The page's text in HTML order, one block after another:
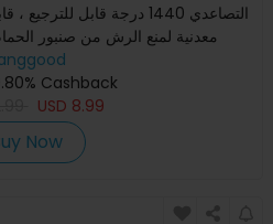
التصاعدي 1440 درجة قابل
معدنية لمنع الرش من صنبور
Cashback
USD 8.99
Now